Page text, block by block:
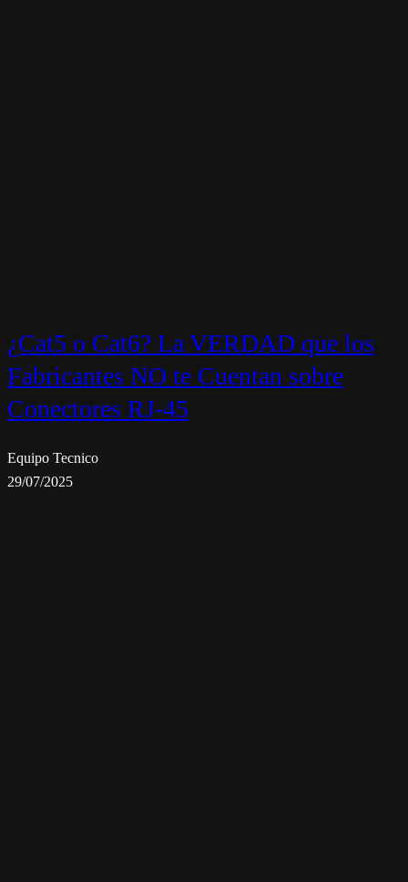
¿Cat5 o Cat6? La VERDAD que los
Fabricantes NO te Cuentan sobre
Conectores RJ-45
Equipo Tecnico
29/07/2025